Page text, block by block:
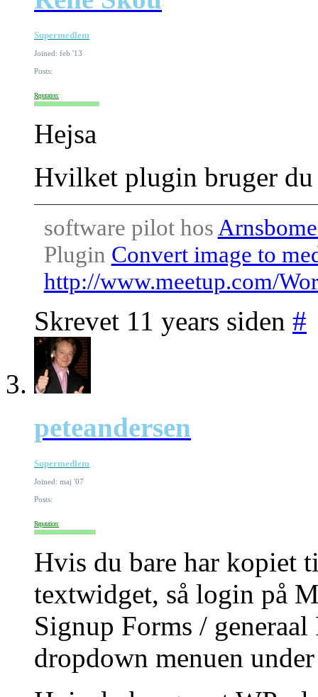
Supermedlem
Joined: feb '13
Posts:
Reputation:
Hejsa
Hvilket plugin bruger du
software pilot hos
Plugin Convert image to
http://www.meetup.com/
Skrevet 11 years siden #
peteandersen
Supermedlem
Joined: maj '07
Posts:
Reputation:
Hvis du bare har kopiet
textwidget, så login på
Signup Forms /
dropdown menuen